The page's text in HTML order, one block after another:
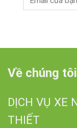
Về chúng tôi
DỊCH VỤ XE
THIẾT